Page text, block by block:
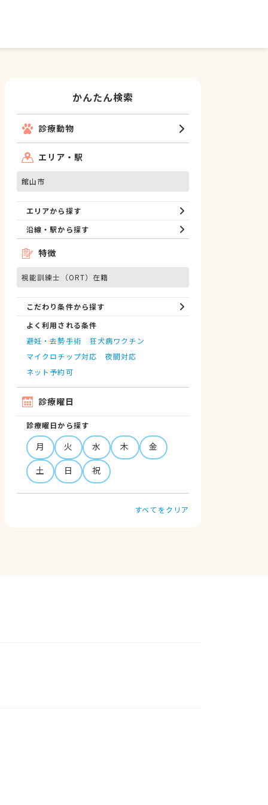
かんたん検索
診療動物
エリア・駅
館山市
エリアから探す
沿線・駅から探す
特徴
視能訓練士（ORT）在籍
こだわり条件から探す
よく利用される条件
避妊・去勢手術
狂犬病ワクチン
マイクロチップ対応
夜間対応
ネット予約可
診療曜日
診療曜日から探す
月 火 水 木
金
土
日 祝
すべてをクリア